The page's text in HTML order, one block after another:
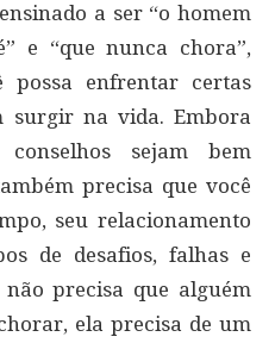
a ser “o homem
e “que nunca chora”,
possa enfrentar certas
surgir na vida. Embora
conselhos sejam bem
precisa que você
seu relacionamento
de desafios, falhas e
precisa que alguém
ela precisa de um